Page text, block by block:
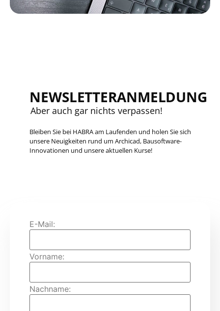
NEWSLETTERANMELDUNG
Aber auch gar nichts verpassen!
Bleiben Sie bei HABRA am Laufenden und holen Sie sich
unsere Neuigkeiten rund um Archicad, Bausoftware-
Innovationen und unsere aktuellen Kurse!
E-Mail:
Vorname:
Nachname: